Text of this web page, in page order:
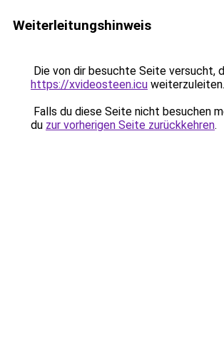
Weiterleitungshinweis
Die von dir besuchte Seite versucht,
https://xvideosteen.icu weiterzuleiten.
Falls du diese Seite nicht besuchen
du zur vorherigen Seite zurückkehren.